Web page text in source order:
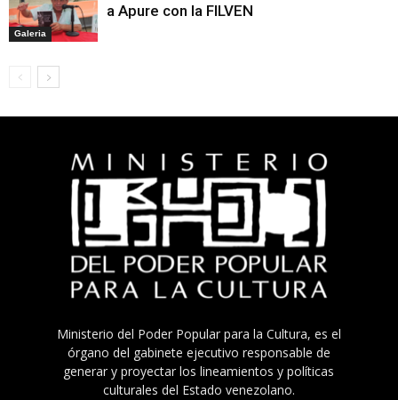
Galeria
a Apure con la FILVEN
Ministerio del Poder Popular para la Cultura, es el
órgano del gabinete ejecutivo responsable de
generar y proyectar los lineamientos y políticas
culturales del Estado venezolano.